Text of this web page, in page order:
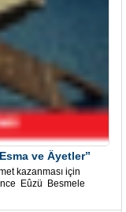
ve Âyetler”
kazanması için
Eûzü Besmele